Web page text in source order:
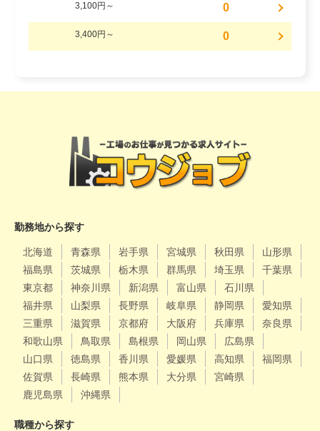
3,100円～ 0
3,400円～ 0
勤務地から探す
北海道 青森県 岩手県 宮城県 秋田県
山形県
福島県
茨城県 栃木県 群馬県 埼玉県
千葉県
東京都
神奈川県 新潟県 富山県
石川県
福井県
山梨県 長野県 岐阜県 静岡県
愛知県
三重県
滋賀県 京都府 大阪府 兵庫県
奈良県
和歌山県
鳥取県 島根県 岡山県
広島県
山口県
徳島県 香川県 愛媛県 高知県
福岡県
佐賀県
長崎県 熊本県 大分県
宮崎県
鹿児島県
沖縄県
職種から探す